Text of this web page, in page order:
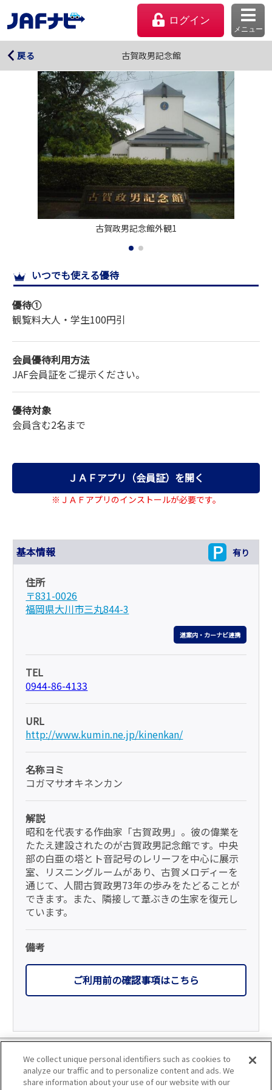
ログイン
メニュー
マイページ
会員優待のご利用方法
サイトマップ
戻る 古賀政男記念館
古賀政男記念館
古賀政男記念館外観1
いつでも使える優待
優待①
観覧料大人・学生100円引
会員優待利用方法
JAF会員証をご提示ください。
優待対象
会員含む2名まで
ＪＡＦアプリ（会員証）を開く
※ＪＡＦアプリのインストールが必要です。
基本情報 有り
住所
〒831-0026
福岡県大川市三丸844-3
道案内・カーナビ連携
TEL
0944-86-4133
URL
http://www.kumin.ne.jp/kinenkan/
名称ヨミ
コガマサオキネンカン
解説
昭和を代表する作曲家「古賀政男」。彼の偉業を
たたえ建設されたのが古賀政男記念館です。中央
部の白亜の塔とト音記号のレリーフを中心に展示
室、リスニングルームがあり、古賀メロディーを
通じて、人間古賀政男73年の歩みをたどることが
できます。また、隣接して葦ぶきの生家を復元し
ています。
備考
ご利用前の確認事項はこちら
個人情報の取り扱いについて
We collect unique personal identifiers such as cookies to
analyze our traffic and to personalize content and ads. We
share information about your use of our website with our